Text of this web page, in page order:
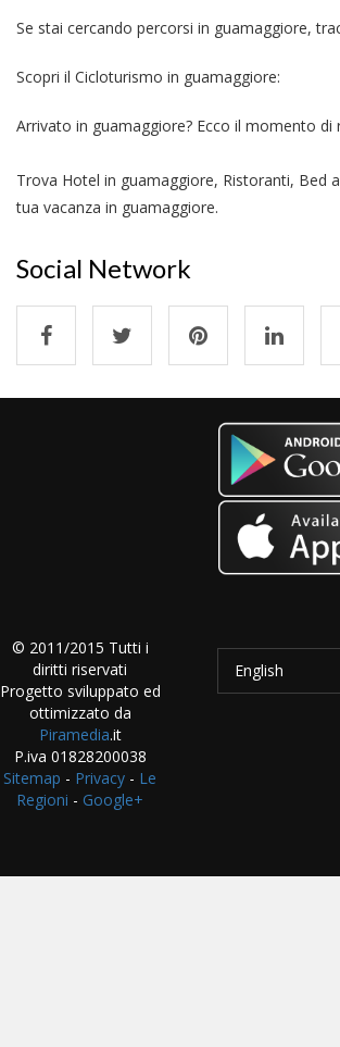
Se stai cercando percorsi in guamaggiore,
Scopri il Cicloturismo in guamaggiore:
Arrivato in guamaggiore? Ecco il momento
Trova Hotel in guamaggiore, Ristoranti, Bed
tua vacanza in guamaggiore.
Social Network
© 2011/2015 Tutti i
diritti riservati
Progetto sviluppato ed
ottimizzato da
Piramedia.it
P.iva 01828200038
Sitemap - Privacy - Le
Regioni - Google+
English